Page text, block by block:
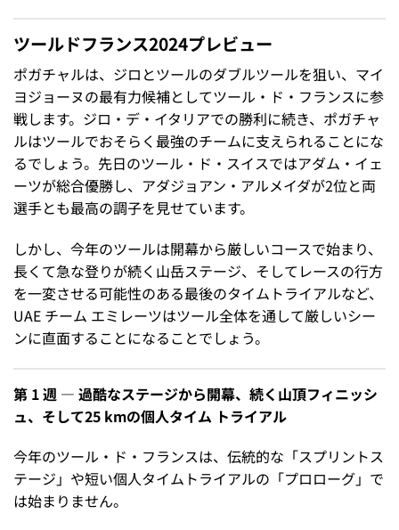
ツールドフランス2024プレビュー
ポガチャルは、ジロとツールのダブルツールを狙い、マイ
ヨジョーヌの最有力候補としてツール・ド・フランスに参
戦します。ジロ・デ・イタリアでの勝利に続き、ポガチャ
ルはツールでおそらく最強のチームに支えられることにな
るでしょう。先日のツール・ド・スイスではアダム・イェ
ーツが総合優勝し、アダジョアン・アルメイダが2位と両
選手とも最高の調子を見せています。
しかし、今年のツールは開幕から厳しいコースで始まり、
長くて急な登りが続く山岳ステージ、そしてレースの行方
を一変させる可能性のある最後のタイムトライアルなど、
UAE チーム エミレーツはツール全体を通して厳しいシー
ンに直面することになることでしょう。
第 1 週 — 過酷なステージから開幕、続く山頂フィニッシ
ュ、そして25 kmの個人タイム トライアル
今年のツール・ド・フランスは、伝統的な「スプリントス
テージ」や短い個人タイムトライアルの「プロローグ」で
は始まりません。